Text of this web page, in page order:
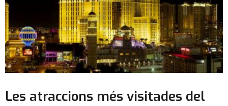
Les atraccions més visitades del